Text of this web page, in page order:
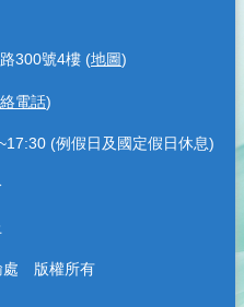
300號4樓 (地圖)
電話)
(例假日及國定假日休息)
處 版權所有